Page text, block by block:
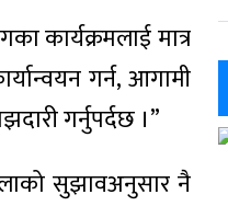
कार्यक्रमलाई मात्र
गर्न, आगामी
गर्नुपर्दछ ।”
सुझावअनुसार नै